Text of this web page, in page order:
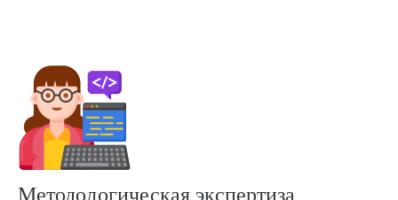
Методологическая экспертиза